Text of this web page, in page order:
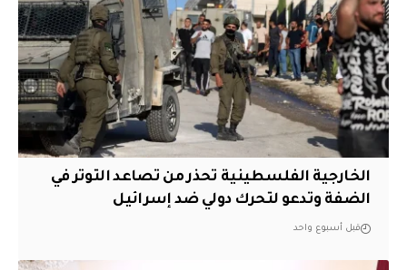
الخارجية الفلسطينية تحذر من تصاعد التوتر في
الضفة وتدعو لتحرك دولي ضد إسرائيل
قبل أسبوع واحد